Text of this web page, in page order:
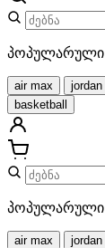
პოპულარული
air max jordan
basketball
პოპულარული
air max jordan